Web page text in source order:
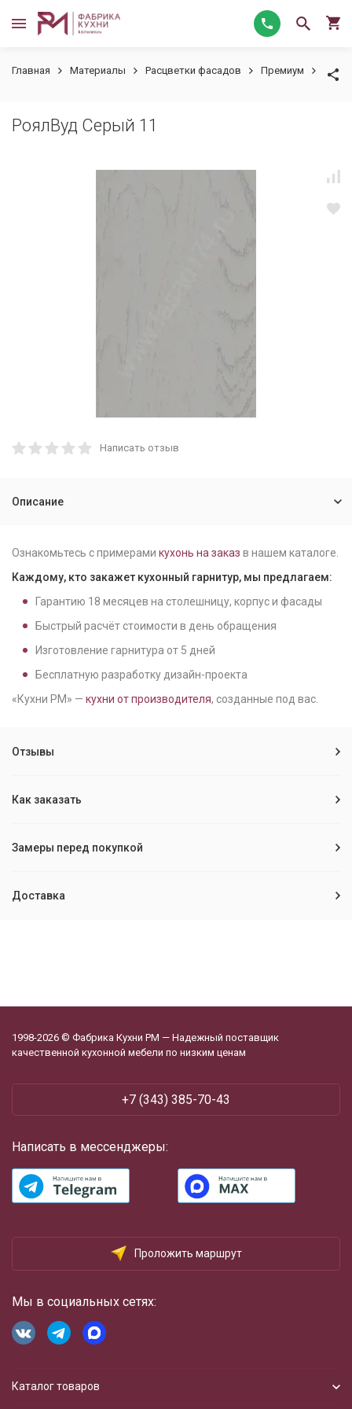
Главная Материалы Расцветки фасадов Премиум
РоялВуд Серый 11
Написать отзыв
Описание
Ознакомьтесь с примерами кухонь на заказ в нашем каталоге.
Каждому, кто закажет кухонный гарнитур, мы предлагаем:
Гарантию 18 месяцев на столешницу, корпус и фасады
Быстрый расчёт стоимости в день обращения
Изготовление гарнитура от 5 дней
Бесплатную разработку дизайн-проекта
«Кухни РМ» — кухни от производителя, созданные под вас.
Отзывы
Как заказать
Замеры перед покупкой
Доставка
1998-2026 © Фабрика Кухни РМ — Надежный поставщик
качественной кухонной мебели по низким ценам
+7 (343) 385-70-43
Написать в мессенджеры:
Проложить маршрут
Мы в социальных сетях:
Каталог товаров